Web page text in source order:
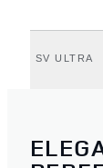
SV ULTRA